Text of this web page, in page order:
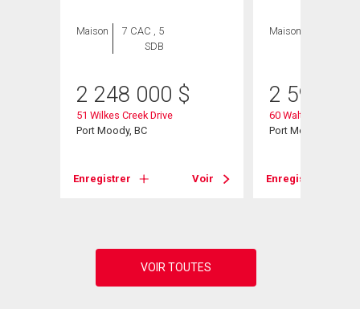
Maison
7 CAC , 5
SDB
2 248 000 $
51 Wilkes Creek Drive
Port Moody, BC
Enregistrer Voir
Maison
2 599
60 Walton Way
Port Moody, BC
Enregistrer